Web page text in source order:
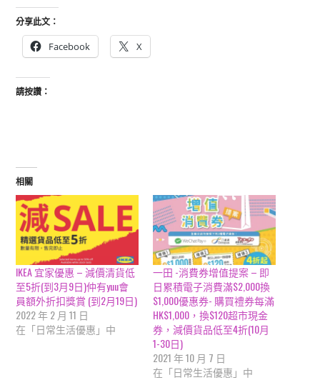
分享此文：
Facebook X
請按讚：
相關
IKEA 宜家優惠 – 減價清貨低
至5折(到3月9日)仲有yuu會
員額外折扣獎賞 (到2月19日)
2022 年 2 月 11 日
在「日常生活優惠」中
一田 -消費券增值提案 – 即
日累積電子消費滿$2,000換
$1,000優惠券- 購買禮券每滿
HK$1,000，換$120超市現金
券，減價貨品低至4折(10月
1-30日)
2021 年 10 月 7 日
在「日常生活優惠」中